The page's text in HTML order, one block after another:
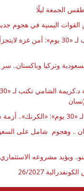
الجمعة ليلًا
د. أمل رمزي تكتب لـ «30 يوم»:
وتركيا وباكستان..
الهوى
نجران .. وهجوم شامل على
ويؤيد مشروعه الاستثماري
26/2027